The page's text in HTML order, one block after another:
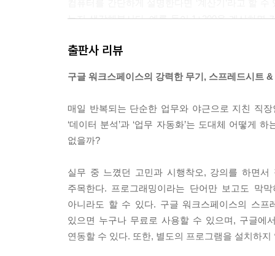
는지 생각해봅시다. 예를 들어 1+200을 계산하면
겠습니다. 우리는 덧셈을 하기 전에 숫자를 기억
--- p.88
디버깅은 버그(bug, 프로그램 오류)를 없애는 작
나 문법은 틀리지 않았지만 원했던 결과가 나오
커지면 프로그래밍하는 시간보다 디버깅을 더 오
라이브러리 기능 중 함수를 사용할 때는 주의 깊
때 같이 작성하는 입력 매개변수의 개수 및 데이
않는 값과 오류가 발생할 수 있습니다. 예를 들어
를 데이터 유형 중 문자열(string)로 받습니다. 하
출판사 리뷰
구글 워크스페이스의 강력한 무기, 스프레드시트
매일 반복되는 단순한 업무와 야근으로 지친 직
‘데이터 분석’과 ‘업무 자동화’는 도대체 어떻게
없을까?
실무 중 느꼈던 고민과 시행착오, 강의를 하면서
주목한다. 프로그래밍이라는 단어만 보고도 막
아니라도 할 수 있다. 구글 워크스페이스의 스
있으면 누구나 무료로 사용할 수 있으며, 구글에
연동할 수 있다. 또한, 별도의 프로그램을 설치하